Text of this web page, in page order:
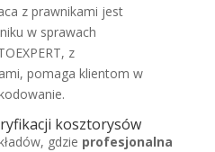
z prawnikami jest
w sprawach
z
pomaga klientom w
kosztorysów
gdzie profesjonalna